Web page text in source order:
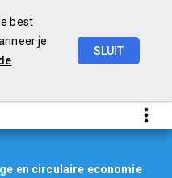
best
je
SLUIT
en circulaire economie